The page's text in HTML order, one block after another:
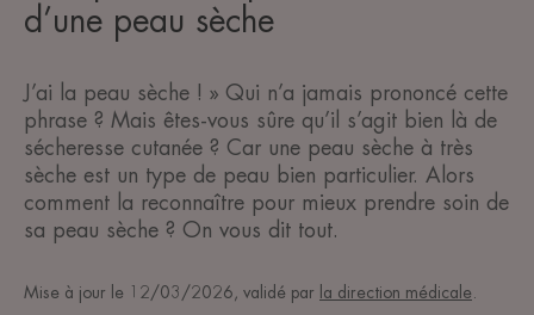
d’une peau sèche
J’ai la peau sèche ! » Qui n’a jamais prononcé cette
phrase ? Mais êtes-vous sûre qu’il s’agit bien là de
sécheresse cutanée ? Car une peau sèche à très
sèche est un type de peau bien particulier. Alors
comment la reconnaître pour mieux prendre soin de
sa peau sèche ? On vous dit tout.
Mise à jour le 12/03/2026 , validé par la direction médicale